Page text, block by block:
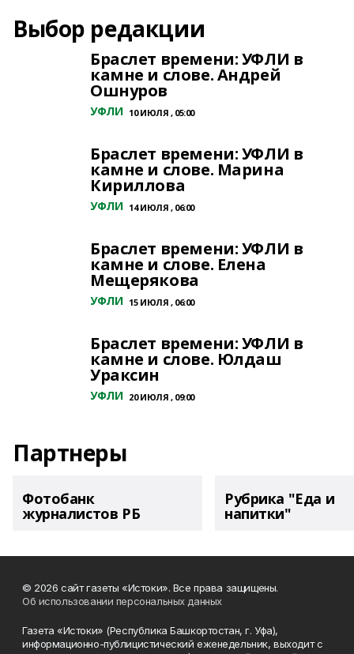
Выбор редакции
Браслет времени: УФЛИ в
камне и слове. Андрей
Ошнуров
УФЛИ 10 ИЮЛЯ , 05:00
Браслет времени: УФЛИ в
камне и слове. Марина
Кириллова
УФЛИ 14 ИЮЛЯ , 06:00
Браслет времени: УФЛИ в
камне и слове. Елена
Мещерякова
УФЛИ 15 ИЮЛЯ , 06:00
Браслет времени: УФЛИ в
камне и слове. Юлдаш
Ураксин
УФЛИ 20 ИЮЛЯ , 09:00
Партнеры
Фотобанк
журналистов РБ
Рубрика "Еда и
напитки"
© 2026 сайт газеты «Истоки». Все права защищены.
Об использовании персональных данных
Газета «Истоки» (Республика Башкортостан, г. Уфа),
информационно-публицистический еженедельник, выходит с